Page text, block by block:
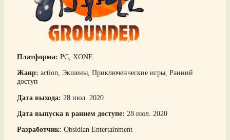
Платформа: PC, XONE
Жанр: action, Экшены, Приключенческие игры, Ранний
доступ
Дата выхода: 28 июл. 2020
Дата выпуска в раннем доступе: 28 июл. 2020
Разработчик: Obsidian Entertainment